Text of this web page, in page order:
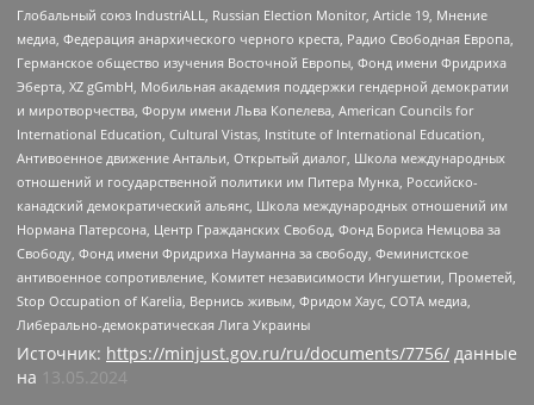
Глобальный союз IndustriALL, Russian Election Monitor, Article 19, Мнение
медиа, Федерация анархического черного креста, Радио Свободная Европа,
Германское общество изучения Восточной Европы, Фонд имени Фридриха
Эберта, XZ gGmbH, Мобильная академия поддержки гендерной демократии
и миротворчества, Форум имени Льва Копелева, American Councils for
International Education, Cultural Vistas, Institute of International Education,
Антивоенное движение Антальи, Открытый диалог, Школа международных
отношений и государственной политики им Питера Мунка, Российско-
канадский демократический альянс, Школа международных отношений им
Нормана Патерсона, Центр Гражданских Свобод, Фонд Бориса Немцова за
Свободу, Фонд имени Фридриха Науманна за свободу, Феминистское
антивоенное сопротивление, Комитет независимости Ингушетии, Прометей,
Stop Occupation of Karelia, Вернись живым, Фридом Хаус, СОТА медиа,
Либерально-демократическая Лига Украины
Источник: https://minjust.gov.ru/ru/documents/7756/ данные
на
13.05.2024